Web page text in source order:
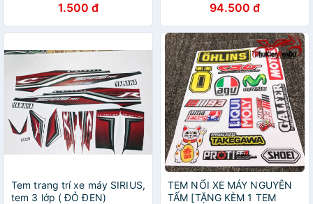
1.500 đ 94.500 đ
Tem trang trí xe máy SIRIUS,
tem 3 lớp ( ĐỎ ĐEN)
TEM NỔI XE MÁY NGUYÊN
TẤM [TẶNG KÈM 1 TEM